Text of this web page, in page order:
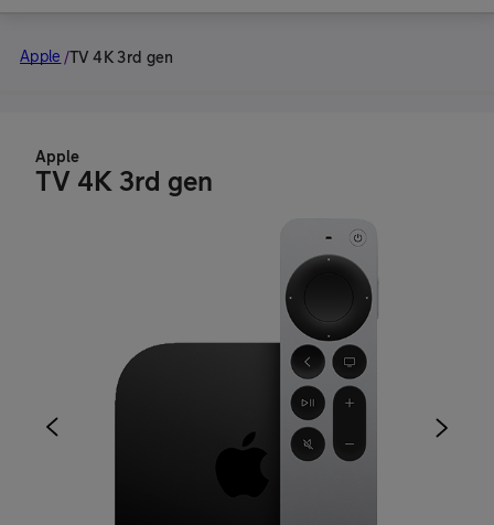
Apple /TV 4K 3rd gen
Apple
TV 4K 3rd gen